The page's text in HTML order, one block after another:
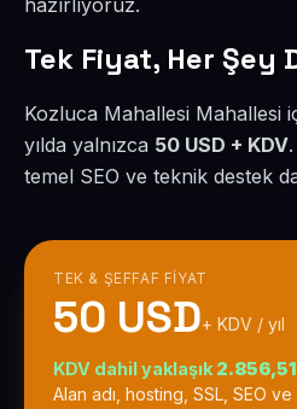
hazırlıyoruz.
Tek Fiyat, Her Şey
Kozluca Mahallesi Mahallesi
yılda yalnızca 50 USD + KDV
temel SEO ve teknik destek
TEK & ŞEFFAF FIYAT
50 USD+ KDV / yıl
KDV dahil yaklaşık
Alan adı, hosting, SSL, SEO